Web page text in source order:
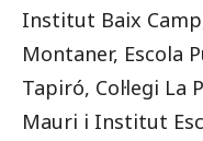
Institut Baix
Montaner, Escola
Tapiró, Col·legi
Mauri i Institut